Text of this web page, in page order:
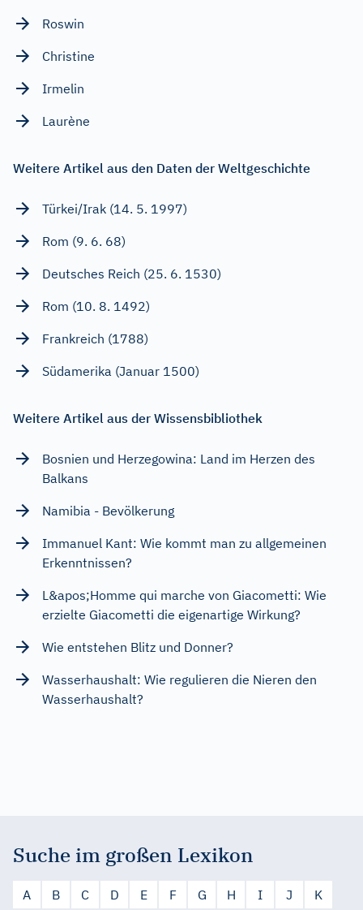
Roswin
Christine
Irmelin
Laurène
Weitere Artikel aus den Daten der Weltgeschichte
Türkei/Irak (14. 5. 1997)
Rom (9. 6. 68)
Deutsches Reich (25. 6. 1530)
Rom (10. 8. 1492)
Frankreich (1788)
Südamerika (Januar 1500)
Weitere Artikel aus der Wissensbibliothek
Bosnien und Herzegowina: Land im Herzen des
Balkans
Namibia - Bevölkerung
Immanuel Kant: Wie kommt man zu allgemeinen
Erkenntnissen?
L&apos;Homme qui marche von Giacometti: Wie
erzielte Giacometti die eigenartige Wirkung?
Wie entstehen Blitz und Donner?
Wasserhaushalt: Wie regulieren die Nieren den
Wasserhaushalt?
Suche im großen Lexikon
A B C D E F G H I J
K